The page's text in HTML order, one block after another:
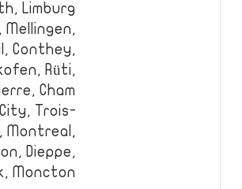
Limburg.
Mellingen,
Conthey,
Rüti,
Cham.
Trois-
Montreal,
Dieppe,
Moncton.